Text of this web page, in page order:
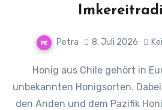
Petra 8. Juli 2026
Honig aus Chile gehört in Europa eher zu den
unbekannten Honigsorten.
den Anden und dem Pazifik